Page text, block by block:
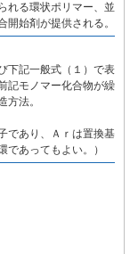
れる環状ポリマー、並
始剤が提供される。
下記一般式（１）で表
記モノマー化合物が繰
方法。
であり、Ａｒは置換基
あってもよい。）